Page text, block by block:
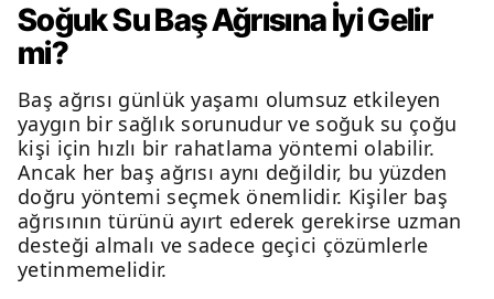
Soğuk Su Baş Ağrısına İyi Gelir
mi?
Baş ağrısı günlük yaşamı olumsuz etkileyen
yaygın bir sağlık sorunudur ve soğuk su çoğu
kişi için hızlı bir rahatlama yöntemi olabilir.
Ancak her baş ağrısı aynı değildir, bu yüzden
doğru yöntemi seçmek önemlidir. Kişiler baş
ağrısının türünü ayırt ederek gerekirse uzman
desteği almalı ve sadece geçici çözümlerle
yetinmemelidir.